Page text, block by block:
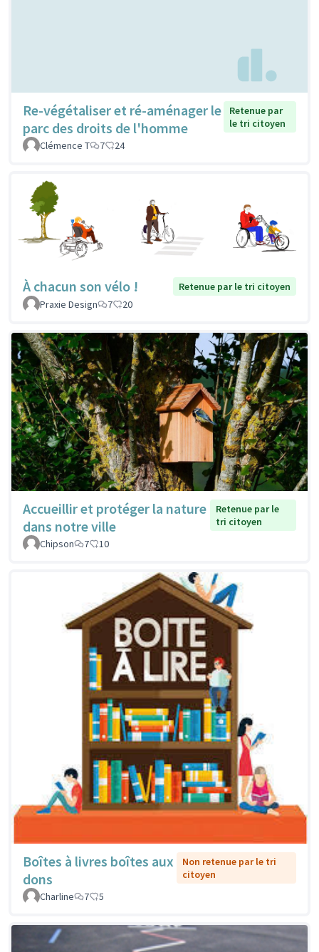
Re-végétaliser et ré-aménager le
parc des droits de l'homme
Retenue par
le tri citoyen
Clémence T
7 24
À chacun son vélo !
Retenue par le tri citoyen
Praxie Design
7 20
Accueillir et protéger la nature
dans notre ville
Retenue par le
tri citoyen
Chipson
7 10
Boîtes à livres boîtes aux
dons
Non retenue par le tri
citoyen
Charline
7 5